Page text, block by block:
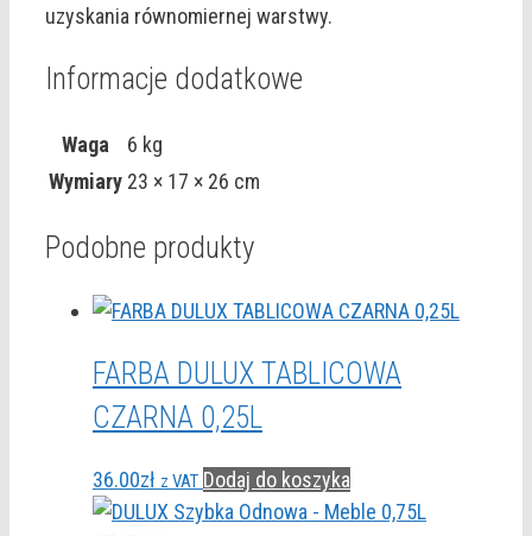
uzyskania równomiernej warstwy.
Informacje dodatkowe
Waga
6 kg
Wymiary 23 × 17 × 26 cm
Podobne produkty
FARBA DULUX TABLICOWA
CZARNA 0,25L
36.00zł z VAT Dodaj do koszyka